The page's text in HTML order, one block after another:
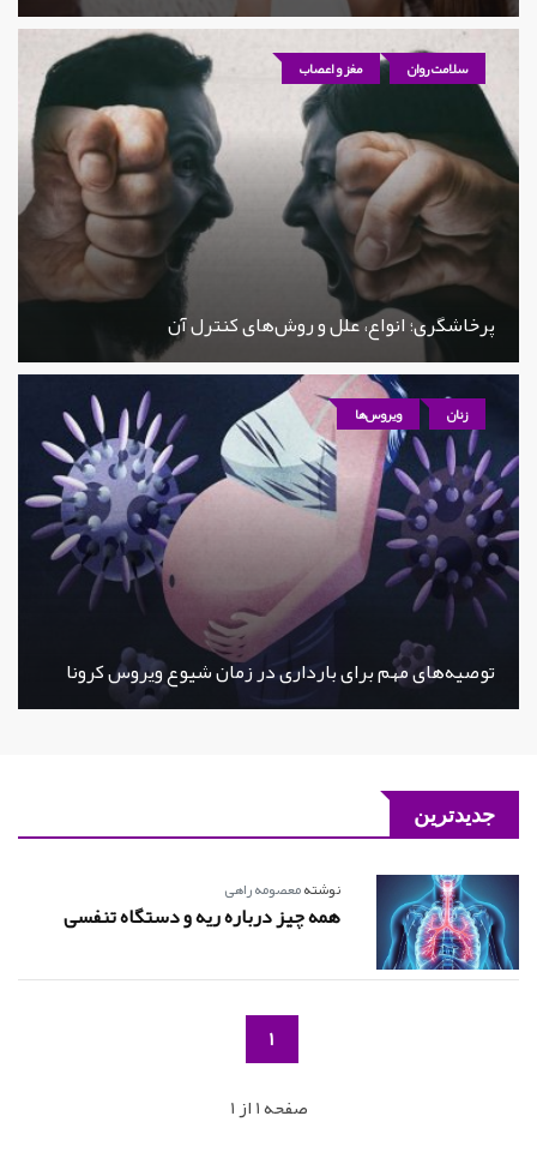
سلامت روان مغز و اعصاب
پرخاشگری؛ انواع، علل و روش‌های کنترل آن
زنان ویروس‌ها
توصیه‌های مهم برای بارداری در زمان شیوع ویروس کرونا
جدیدترین
نوشتهمعصومه راهی
همه چیز درباره ریه و دستگاه تنفسی
1
صفحه 1 از 1